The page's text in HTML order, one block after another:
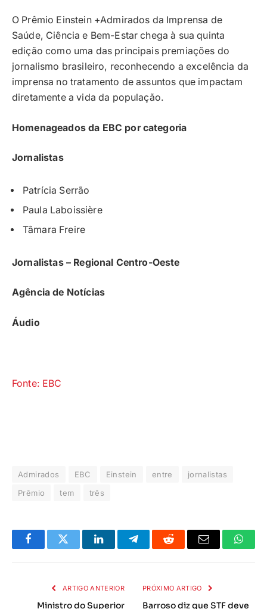
O Prêmio Einstein +Admirados da Imprensa de
Saúde, Ciência e Bem-Estar chega à sua quinta
edição como uma das principais premiações do
jornalismo brasileiro, reconhecendo a excelência da
imprensa no tratamento de assuntos que impactam
diretamente a vida da população.
Homenageados da EBC por categoria
Jornalistas
Patrícia Serrão
Paula Laboissière
Tâmara Freire
Jornalistas – Regional Centro-Oeste
Agência de Notícias
Áudio
Fonte: EBC
Admirados EBC Einstein entre
jornalistas
Prêmio
tem três
FacebookTwitter LinkedInTelegramaReddit
E-
ARTIGO ANTERIOR
Ministro do Superior
PRÓXIMO ARTIGO
Barroso diz que STF deve